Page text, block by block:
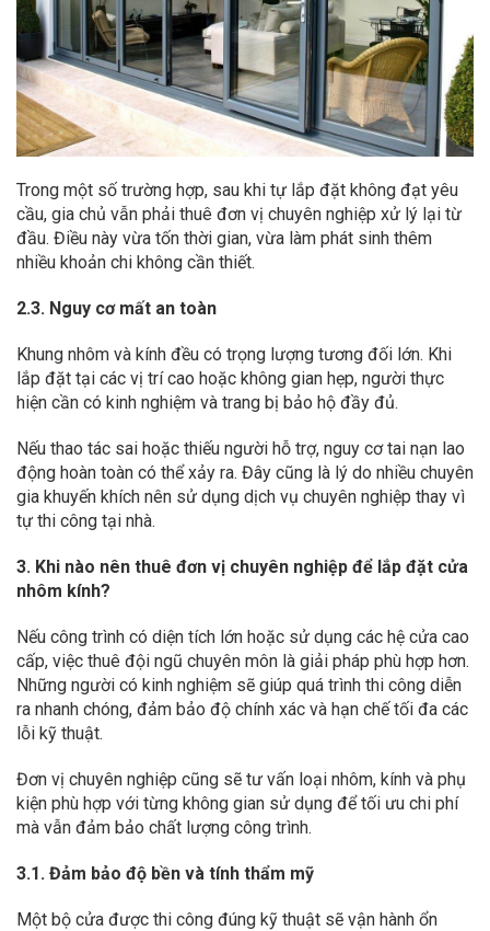
Trong một số trường hợp, sau khi tự lắp đặt không đạt yêu
cầu, gia chủ vẫn phải thuê đơn vị chuyên nghiệp xử lý lại từ
đầu. Điều này vừa tốn thời gian, vừa làm phát sinh thêm
nhiều khoản chi không cần thiết.
2.3. Nguy cơ mất an toàn
Khung nhôm và kính đều có trọng lượng tương đối lớn. Khi
lắp đặt tại các vị trí cao hoặc không gian hẹp, người thực
hiện cần có kinh nghiệm và trang bị bảo hộ đầy đủ.
Nếu thao tác sai hoặc thiếu người hỗ trợ, nguy cơ tai nạn lao
động hoàn toàn có thể xảy ra. Đây cũng là lý do nhiều chuyên
gia khuyến khích nên sử dụng dịch vụ chuyên nghiệp thay vì
tự thi công tại nhà.
3. Khi nào nên thuê đơn vị chuyên nghiệp để lắp đặt cửa
nhôm kính?
Nếu công trình có diện tích lớn hoặc sử dụng các hệ cửa cao
cấp, việc thuê đội ngũ chuyên môn là giải pháp phù hợp hơn.
Những người có kinh nghiệm sẽ giúp quá trình thi công diễn
ra nhanh chóng, đảm bảo độ chính xác và hạn chế tối đa các
lỗi kỹ thuật.
Đơn vị chuyên nghiệp cũng sẽ tư vấn loại nhôm, kính và phụ
kiện phù hợp với từng không gian sử dụng để tối ưu chi phí
mà vẫn đảm bảo chất lượng công trình.
3.1. Đảm bảo độ bền và tính thẩm mỹ
Một bộ cửa được thi công đúng kỹ thuật sẽ vận hành ổn